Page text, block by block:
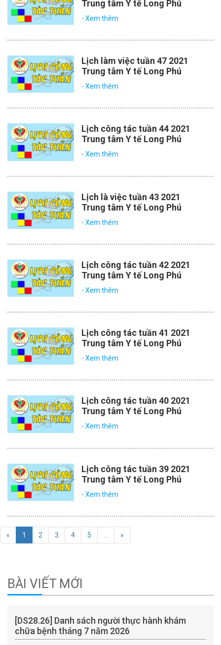
Trung tâm Y tế Long Phú
- Xem thêm
Lịch làm việc tuần 47 2021
Trung tâm Y tế Long Phú
- Xem thêm
Lịch công tác tuần 44 2021
Trung tâm Y tế Long Phú
- Xem thêm
Lịch là việc tuần 43 2021
Trung tâm Y tế Long Phú
- Xem thêm
Lịch công tác tuần 42 2021
Trung tâm Y tế Long Phú
- Xem thêm
Lịch công tác tuần 41 2021
Trung tâm Y tế Long Phú
- Xem thêm
Lịch công tác tuần 40 2021
Trung tâm Y tế Long Phú
- Xem thêm
Lịch công tác tuần 39 2021
Trung tâm Y tế Long Phú
- Xem thêm
« 1 2 3 4 5 »
BÀI VIẾT MỚI
[DS28.26] Danh sách người thực hành khám
chữa bệnh tháng 7 năm 2026